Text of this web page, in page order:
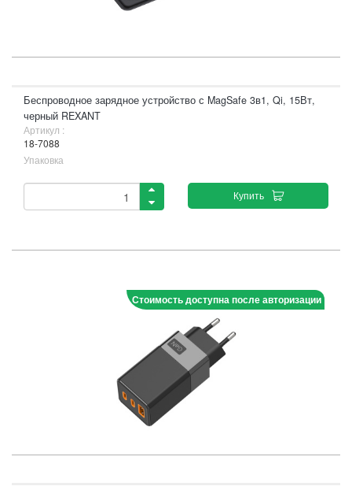
Беспроводное зарядное устройство с MagSafe 3в1, Qi, 15Вт,
черный REXANT
Артикул :
18-7088
Упаковка
Купить
Стоимость доступна после авторизации